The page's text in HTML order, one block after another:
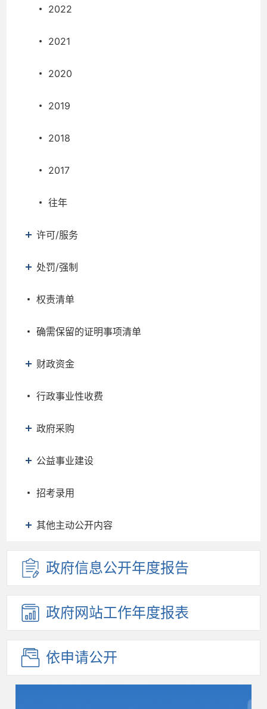
2022
2021
2020
2019
2018
2017
往年
许可/服务
处罚/强制
权责清单
确需保留的证明事项清单
财政资金
行政事业性收费
政府采购
公益事业建设
招考录用
其他主动公开内容
政府信息公开年度报告
政府网站工作年度报表
依申请公开